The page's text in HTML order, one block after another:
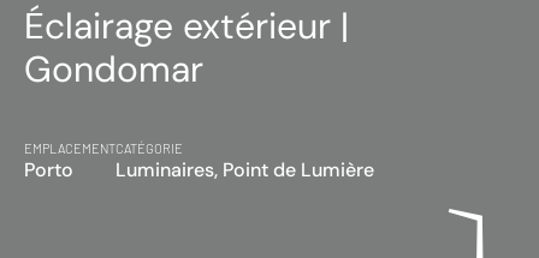
Éclairage extérieur |
Gondomar
EMPLACEMENT
Porto
CATÉGORIE
Luminaires, Point de Lumière